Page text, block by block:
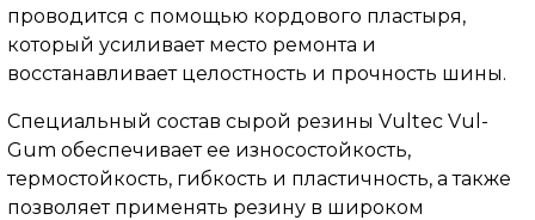
проводится с помощью кордового пластыря,
который усиливает место ремонта и
восстанавливает целостность и прочность шины.
Специальный состав сырой резины Vultec Vul-
Gum обеспечивает ее износостойкость,
термостойкость, гибкость и пластичность, а также
позволяет применять резину в широком